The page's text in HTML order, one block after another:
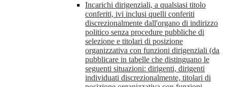
Incarichi dirigenziali, a qualsiasi titolo
conferiti, ivi inclusi quelli conferiti
discrezionalmente dall'organo di indirizzo
politico senza procedure pubbliche di
selezione e titolari di posizione
organizzativa con funzioni dirigenziali (da
pubblicare in tabelle che distinguano le
seguenti situazioni: dirigenti, dirigenti
individuati discrezionalmente, titolari di